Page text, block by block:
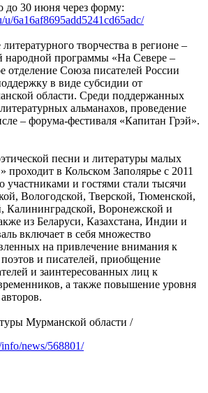
до 30 июня через форму:
u/6a16af8695add5241cd65adc/
творчества в регионе –
народной программы «На Севере –
отделение Союза писателей России
в виде субсидии от
области. Среди поддержанных
альманахов, проведение
– форума-фестиваля «Капитан Грэй».
песни и литературы малых
в Кольском Заполярье с 2011
участниками и гостями стали тысячи
Вологодской, Тверской, Тюменской,
Калининградской, Воронежской и
из Беларуси, Казахстана, Индии и
включает в себя множество
на привлечение внимания к
и писателей, приобщение
и заинтересованных лиц к
а также повышение уровня
Мурманской области /
news/568801/